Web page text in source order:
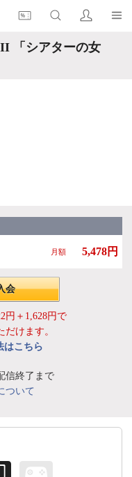
「シアターの女
月額 5,478円
会
円＋1,628円で
けます。
はこちら
信終了まで
ついて